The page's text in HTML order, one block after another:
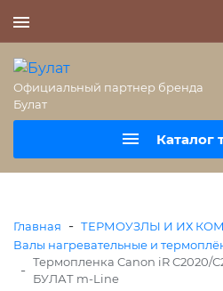
Официальный партнер бренда
Булат
Каталог
Главная - ТЕРМОУЗЛЫ И ИХ
Валы нагревательные и
- Термопленка Canon iR C2020/
БУЛАТ m-Line